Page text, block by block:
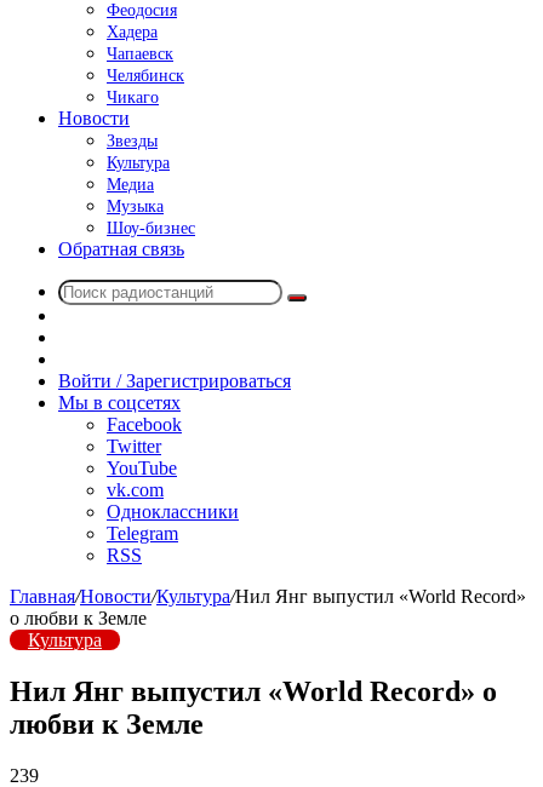
Феодосия
Хадера
Чапаевск
Челябинск
Чикаго
Новости
Звезды
Культура
Медиа
Музыка
Шоу-бизнес
Обратная связь
Поиск
радио
Войти / Зарегистрироваться
Мы в соцсетях
Facebook
Twitter
YouTube
vk.com
Одноклассники
Telegram
RSS
Главная/Новости/Культура/Нил Янг выпустил «World Record»
о любви к Земле
Культура
Нил Янг выпустил «World Record» о
любви к Земле
239